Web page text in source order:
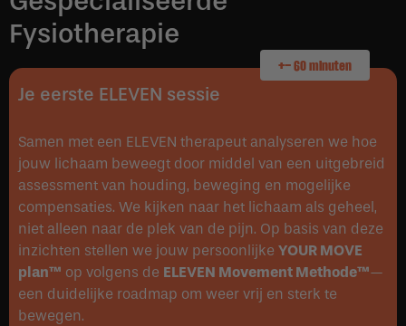
Fysiotherapie
+- 60 minuten
Je eerste ELEVEN sessie
Samen met een ELEVEN therapeut analyseren we hoe
jouw lichaam beweegt door middel van een uitgebreid
assessment van houding, beweging en mogelijke
compensaties. We kijken naar het lichaam als geheel,
niet alleen naar de plek van de pijn. Op basis van deze
inzichten stellen we jouw persoonlijke YOUR MOVE
plan™ op volgens de ELEVEN Movement Methode™—
een duidelijke roadmap om weer vrij en sterk te
bewegen.